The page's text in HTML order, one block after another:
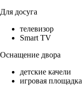
Для досуга
телевизор
Smart TV
Оснащение двора
детские качели
игровая площадка